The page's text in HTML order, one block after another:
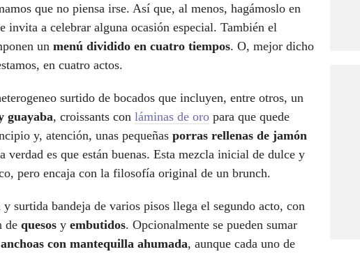
que no piensa irse. Así que, al menos, hagámoslo en
invita a celebrar alguna ocasión especial. También el
un menú dividido en cuatro tiempos. O, mejor dicho
en cuatro actos.
surtido de bocados que incluyen, entre otros, un
guayaba, croissants con láminas de oro para que quede
y, atención, unas pequeñas porras rellenas de jamón
verdad es que están buenas. Esta mezcla inicial de dulce y
pero encaja con la filosofía original de un brunch.
surtida bandeja de varios pisos llega el segundo acto, con
de quesos y embutidos. Opcionalmente se pueden sumar
anchoas con mantequilla ahumada, aunque cada uno de